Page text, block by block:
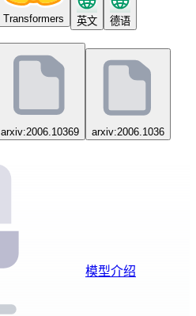
Transformers 英文 德语
arxiv:2006.10369
arxiv:2006.1036
模型介绍